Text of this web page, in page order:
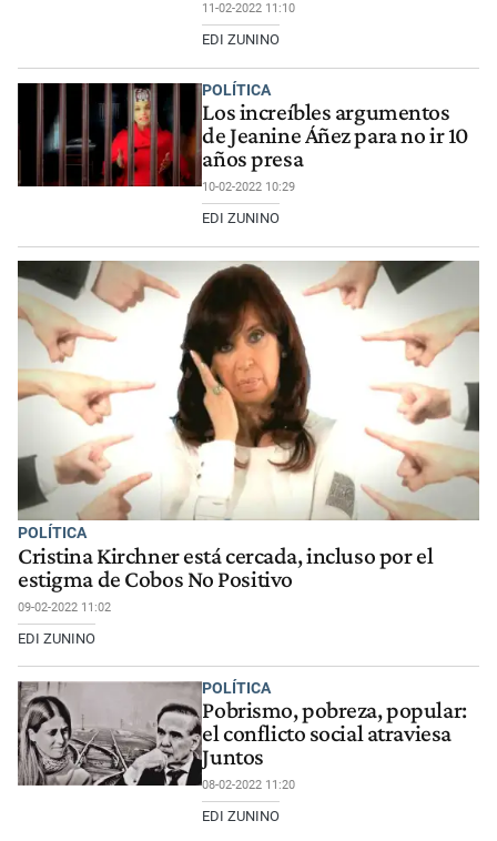
11-02-2022 11:10
EDI ZUNINO
POLÍTICA
Los increíbles argumentos
de Jeanine Áñez para no ir 10
años presa
10-02-2022 10:29
EDI ZUNINO
POLÍTICA
Cristina Kirchner está cercada, incluso por el
estigma de Cobos No Positivo
09-02-2022 11:02
EDI ZUNINO
POLÍTICA
Pobrismo, pobreza, popular:
el conflicto social atraviesa
Juntos
08-02-2022 11:20
EDI ZUNINO